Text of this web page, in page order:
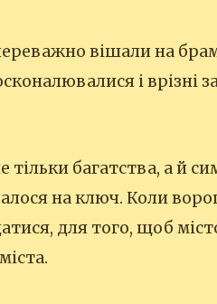
вішали на
і врізні
багатства, а й
на ключ. Коли
для того, щоб